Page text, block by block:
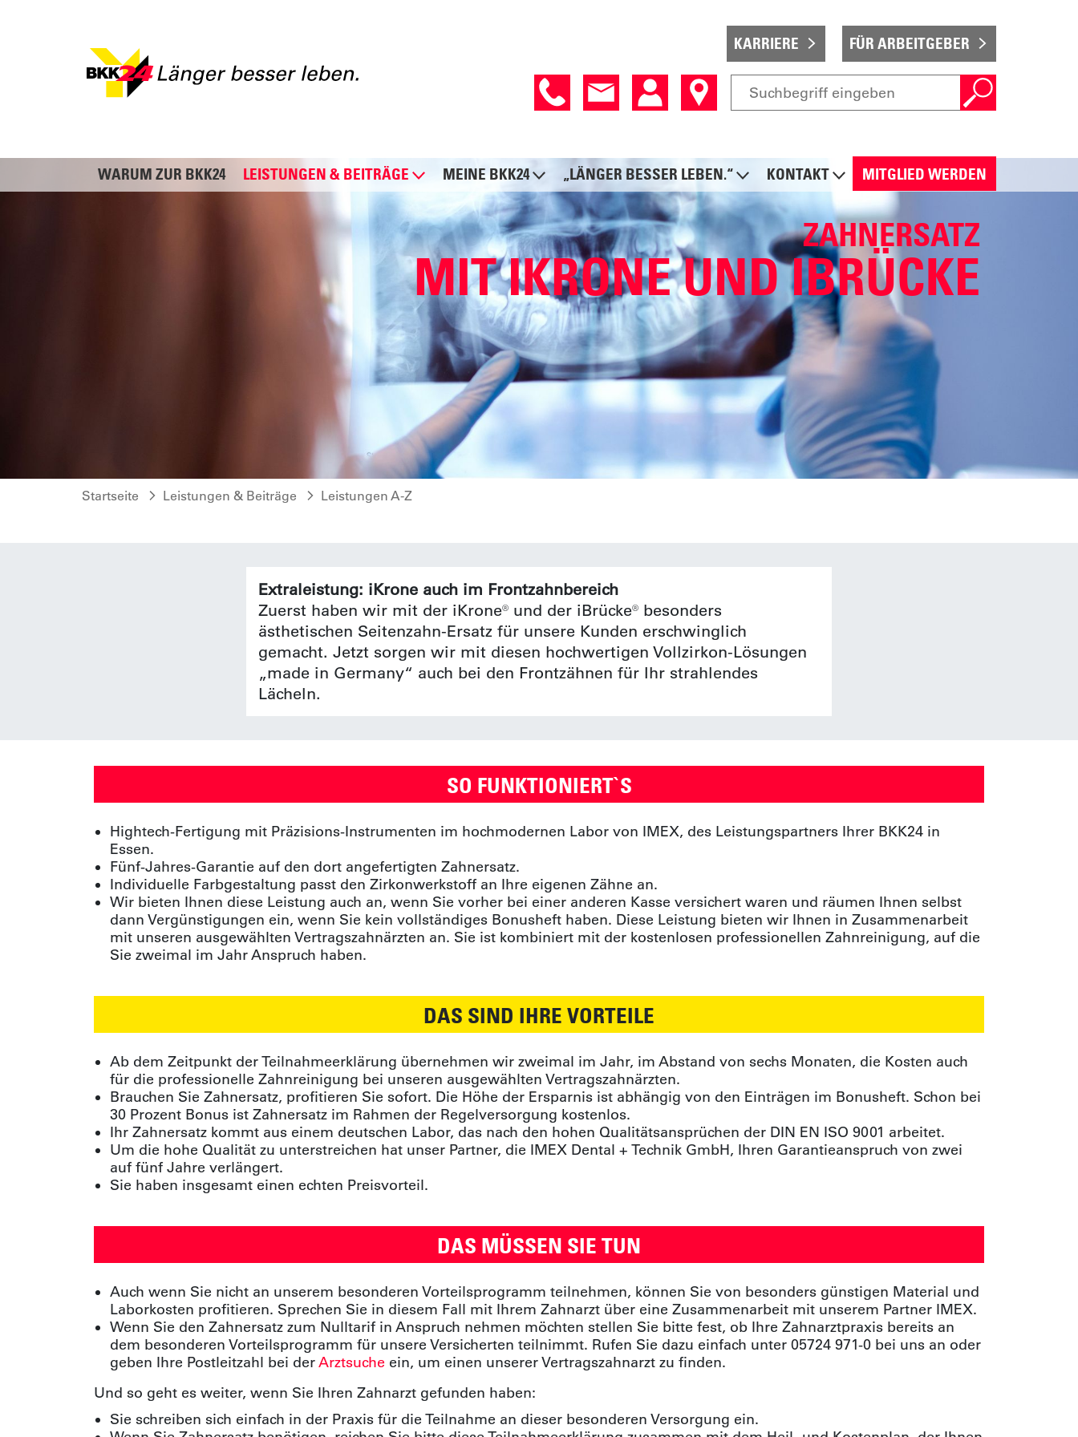
KARRIERE FÜR ARBEITGEBER
WARUM ZUR BKK24 LEISTUNGEN & BEITRÄGE MEINE BKK24 „LÄNGER BESSER LEBEN.“ KONTAKT MITGLIED WERDEN
ZAHNERSATZ
MIT IKRONE UND IBRÜCKE
Startseite Leistungen & Beiträge Leistungen A-Z
Extraleistung: iKrone auch im Frontzahnbereich
Zuerst haben wir mit der iKrone® und der iBrücke® besonders
ästhetischen Seitenzahn-Ersatz für unsere Kunden erschwinglich
gemacht. Jetzt sorgen wir mit diesen hochwertigen Vollzirkon-Lösungen
„made in Germany“ auch bei den Frontzähnen für Ihr strahlendes
Lächeln.
SO FUNKTIONIERT`S
Hightech-Fertigung mit Präzisions-Instrumenten im hochmodernen Labor von IMEX, des Leistungspartners Ihrer BKK24 in
Essen.
Fünf-Jahres-Garantie auf den dort angefertigten Zahnersatz.
Individuelle Farbgestaltung passt den Zirkonwerkstoff an Ihre eigenen Zähne an.
Wir bieten Ihnen diese Leistung auch an, wenn Sie vorher bei einer anderen Kasse versichert waren und räumen Ihnen selbst
dann Vergünstigungen ein, wenn Sie kein vollständiges Bonusheft haben. Diese Leistung bieten wir Ihnen in Zusammenarbeit
mit unseren ausgewählten Vertragszahnärzten an. Sie ist kombiniert mit der kostenlosen professionellen Zahnreinigung, auf die
Sie zweimal im Jahr Anspruch haben.
DAS SIND IHRE VORTEILE
Ab dem Zeitpunkt der Teilnahmeerklärung übernehmen wir zweimal im Jahr, im Abstand von sechs Monaten, die Kosten auch
für die professionelle Zahnreinigung bei unseren ausgewählten Vertragszahnärzten.
Brauchen Sie Zahnersatz, profitieren Sie sofort. Die Höhe der Ersparnis ist abhängig von den Einträgen im Bonusheft. Schon bei
30 Prozent Bonus ist Zahnersatz im Rahmen der Regelversorgung kostenlos.
Ihr Zahnersatz kommt aus einem deutschen Labor, das nach den hohen Qualitätsansprüchen der DIN EN ISO 9001 arbeitet.
Um die hohe Qualität zu unterstreichen hat unser Partner, die IMEX Dental + Technik GmbH, Ihren Garantieanspruch von zwei
auf fünf Jahre verlängert.
Sie haben insgesamt einen echten Preisvorteil.
DAS MÜSSEN SIE TUN
Auch wenn Sie nicht an unserem besonderen Vorteilsprogramm teilnehmen, können Sie von besonders günstigen Material und
Laborkosten profitieren. Sprechen Sie in diesem Fall mit Ihrem Zahnarzt über eine Zusammenarbeit mit unserem Partner IMEX.
Wenn Sie den Zahnersatz zum Nulltarif in Anspruch nehmen möchten stellen Sie bitte fest, ob Ihre Zahnarztpraxis bereits an
dem besonderen Vorteilsprogramm für unsere Versicherten teilnimmt. Rufen Sie dazu einfach unter 05724 971-0 bei uns an oder
geben Ihre Postleitzahl bei derArztsuche ein, um einen unserer Vertragszahnarzt zu finden.
Und so geht es weiter, wenn Sie Ihren Zahnarzt gefunden haben:
Sie schreiben sich einfach in der Praxis für die Teilnahme an dieser besonderen Versorgung ein.